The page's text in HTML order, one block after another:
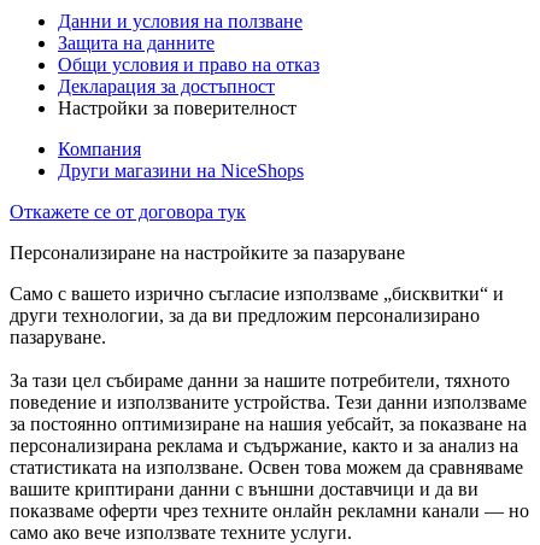
Данни и условия на ползване
Защита на данните
Общи условия и право на отказ
Декларация за достъпност
Настройки за поверителност
Компания
Други магазини на NiceShops
Откажете се от договора тук
Персонализиране на настройките за пазаруване
Само с вашето изрично съгласие използваме „бисквитки“ и
други технологии, за да ви предложим персонализирано
пазаруване.
За тази цел събираме данни за нашите потребители, тяхното
поведение и използваните устройства. Тези данни използваме
за постоянно оптимизиране на нашия уебсайт, за показване на
персонализирана реклама и съдържание, както и за анализ на
статистиката на използване. Освен това можем да сравняваме
вашите криптирани данни с външни доставчици и да ви
показваме оферти чрез техните онлайн рекламни канали — но
само ако вече използвате техните услуги.